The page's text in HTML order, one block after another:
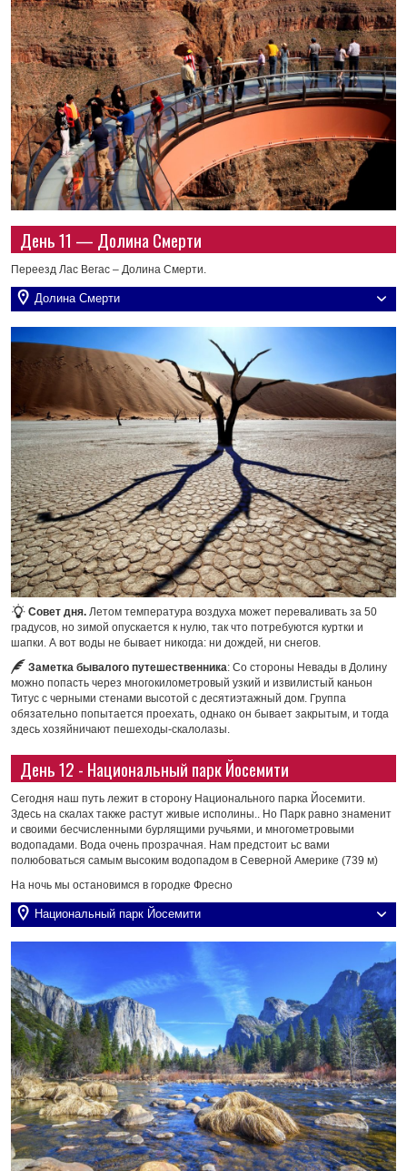
День 11 — Долина Смерти
Переезд Лас Вегас – Долина Смерти.
Долина Смерти
Совет дня. Летом температура воздуха может переваливать за 50
градусов, но зимой опускается к нулю, так что потребуются куртки и
шапки. А вот воды не бывает никогда: ни дождей, ни снегов.
Заметка бывалого путешественника: Со стороны Невады в Долину
можно попасть через многокилометровый узкий и извилистый каньон
Титус с черными стенами высотой с десятиэтажный дом. Группа
обязательно попытается проехать, однако он бывает закрытым, и тогда
здесь хозяйничают пешеходы-скалолазы.
День 12 - Национальный парк Йосемити
Сегодня наш путь лежит в сторону Национального парка Йосемити.
Здесь на скалах также растут живые исполины.. Но Парк равно знаменит
и своими бесчисленными бурлящими ручьями, и многометровыми
водопадами. Вода очень прозрачная. Нам предстоит ьс вами
полюбоваться самым высоким водопадом в Северной Америке (739 м)
На ночь мы остановимся в городке Фресно
Национальный парк Йосемити